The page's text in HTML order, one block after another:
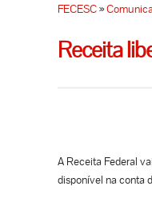
FECESC»
Receita
A Receita Federal
disponível na conta